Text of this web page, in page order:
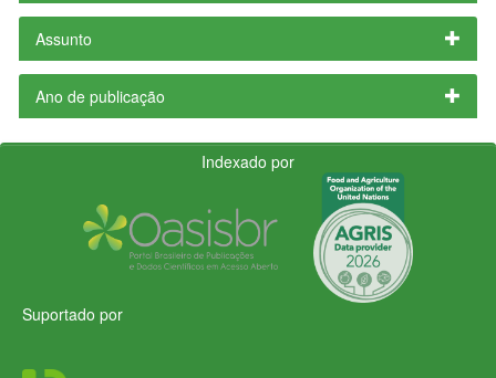
Assunto
Ano de publicação
Indexado por
Suportado por